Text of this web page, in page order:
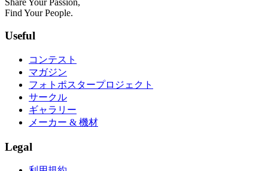
Find Your People.
Useful
コンテスト
マガジン
フォトポスタープロジェクト
サークル
ギャラリー
メーカー & 機材
Legal